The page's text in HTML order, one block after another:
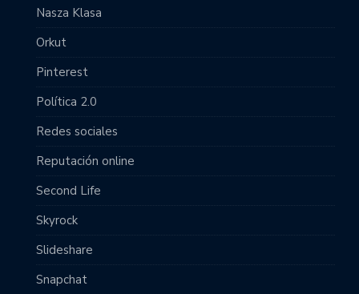
Nasza Klasa
Orkut
Pinterest
Política 2.0
Redes sociales
Reputación online
Second Life
Skyrock
Slideshare
Snapchat